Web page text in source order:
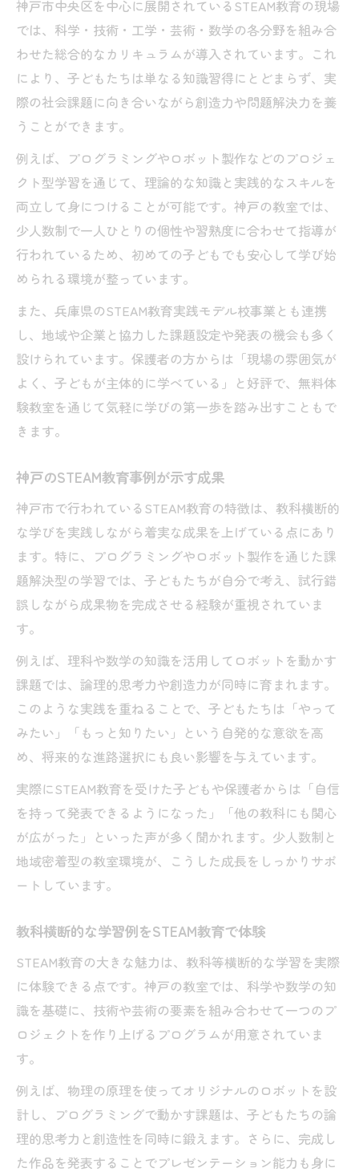
神戸市中央区を中心に展開されているSTEAM教育の現場
では、科学・技術・工学・芸術・数学の各分野を組み合
わせた総合的なカリキュラムが導入されています。これ
により、子どもたちは単なる知識習得にとどまらず、実
際の社会課題に向き合いながら創造力や問題解決力を養
うことができます。
例えば、プログラミングやロボット製作などのプロジェ
クト型学習を通じて、理論的な知識と実践的なスキルを
両立して身につけることが可能です。神戸の教室では、
少人数制で一人ひとりの個性や習熟度に合わせて指導が
行われているため、初めての子どもでも安心して学び始
められる環境が整っています。
また、兵庫県のSTEAM教育実践モデル校事業とも連携
し、地域や企業と協力した課題設定や発表の機会も多く
設けられています。保護者の方からは「現場の雰囲気が
よく、子どもが主体的に学べている」と好評で、無料体
験教室を通じて気軽に学びの第一歩を踏み出すこともで
きます。
神戸のSTEAM教育事例が示す成果
神戸市で行われているSTEAM教育の特徴は、教科横断的
な学びを実践しながら着実な成果を上げている点にあり
ます。特に、プログラミングやロボット製作を通じた課
題解決型の学習では、子どもたちが自分で考え、試行錯
誤しながら成果物を完成させる経験が重視されていま
す。
例えば、理科や数学の知識を活用してロボットを動かす
課題では、論理的思考力や創造力が同時に育まれます。
このような実践を重ねることで、子どもたちは「やって
みたい」「もっと知りたい」という自発的な意欲を高
め、将来的な進路選択にも良い影響を与えています。
実際にSTEAM教育を受けた子どもや保護者からは「自信
を持って発表できるようになった」「他の教科にも関心
が広がった」といった声が多く聞かれます。少人数制と
地域密着型の教室環境が、こうした成長をしっかりサポ
ートしています。
教科横断的な学習例をSTEAM教育で体験
STEAM教育の大きな魅力は、教科等横断的な学習を実際
に体験できる点です。神戸の教室では、科学や数学の知
識を基礎に、技術や芸術の要素を組み合わせて一つのプ
ロジェクトを作り上げるプログラムが用意されていま
す。
例えば、物理の原理を使ってオリジナルのロボットを設
計し、プログラミングで動かす課題は、子どもたちの論
理的思考力と創造性を同時に鍛えます。さらに、完成し
た作品を発表することでプレゼンテーション能力も身に